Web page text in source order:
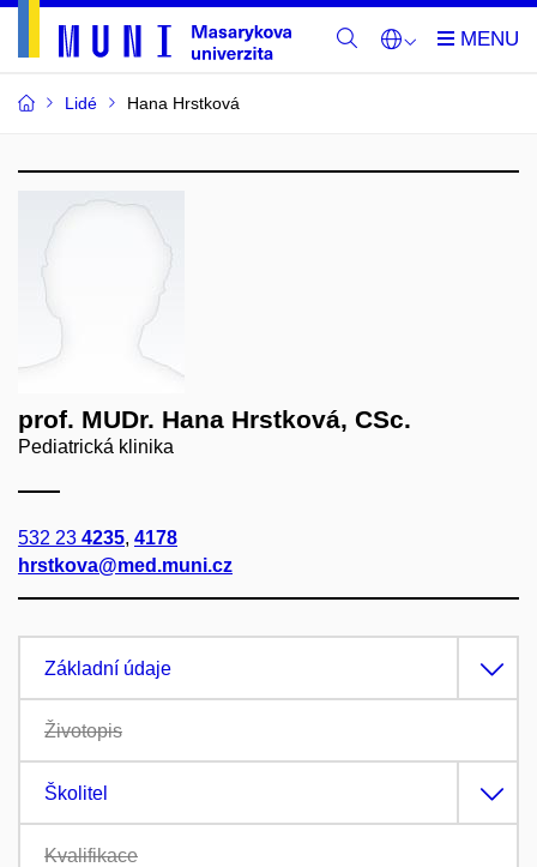
Lidé Hana Hrstková
prof. MUDr. Hana Hrstková, CSc.
Pediatrická klinika
532 23 4235, 4178
hrstkova@med.muni.cz
Základní údaje
Životopis
Školitel
Kvalifikace